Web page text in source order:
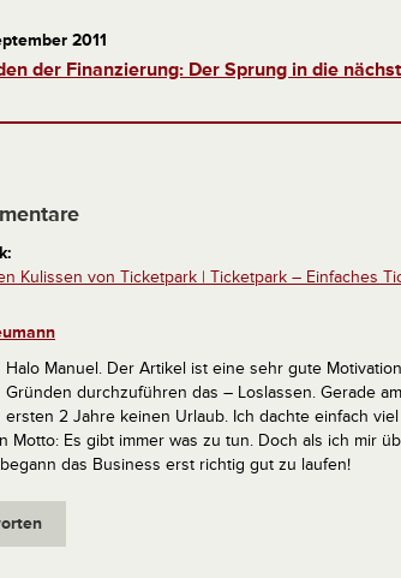
2011
der Finanzierung: Der Sprung in die
Kulissen von Ticketpark | Ticketpark – Einfaches
Halo Manuel. Der Artikel ist eine sehr gute
Gründen durchzuführen das – Loslassen. Gerade
ersten 2 Jahre keinen Urlaub. Ich dachte einfach
Motto: Es gibt immer was zu tun. Doch als ich mir
das Business erst richtig gut zu laufen!